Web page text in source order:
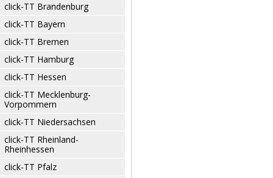
click-TT Brandenburg
click-TT Bayern
click-TT Bremen
click-TT Hamburg
click-TT Hessen
click-TT Mecklenburg-
Vorpommern
click-TT Niedersachsen
click-TT Rheinland-
Rheinhessen
click-TT Pfalz